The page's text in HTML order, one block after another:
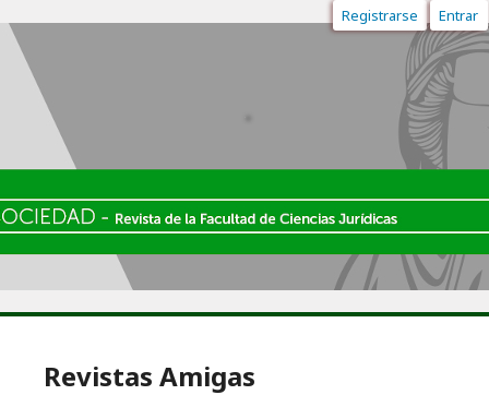
Registrarse Entrar
Revistas Amigas